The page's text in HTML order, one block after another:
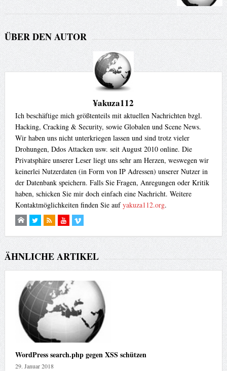
ÜBER DEN AUTOR
¥akuza112
Ich beschäftige mich größtenteils mit aktuellen Nachrichten bzgl.
Hacking, Cracking & Security, sowie Globalen und Scene News.
Wir haben uns nicht unterkriegen lassen und sind trotz vieler
Drohungen, Ddos Attacken usw. seit August 2010 online. Die
Privatsphäre unserer Leser liegt uns sehr am Herzen, weswegen wir
keinerlei Nutzerdaten (in Form von IP Adressen) unserer Nutzer in
der Datenbank speichern. Falls Sie Fragen, Anregungen oder Kritik
haben, schicken Sie mir doch einfach eine Nachricht. Weitere
Kontaktmöglichkeiten finden Sie aufyakuza112.org.
ÄHNLICHE ARTIKEL
WordPress search.php gegen XSS schützen
29. Januar 2018